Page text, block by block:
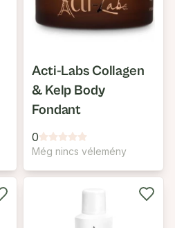
Acti-Labs Collagen
& Kelp Body
Fondant
0
Még nincs vélemény